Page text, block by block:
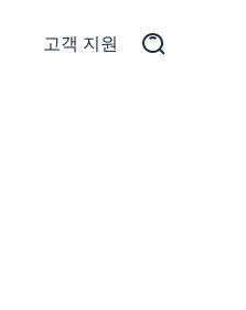
고객 지원